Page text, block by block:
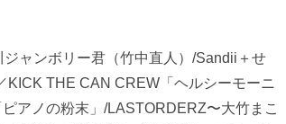
ャンボリー君（竹中直人）/Sandii＋せ
KICK THE CAN CREW「ヘルシーモーニ
アノの粉末」/LASTORDERZ〜大竹まこ